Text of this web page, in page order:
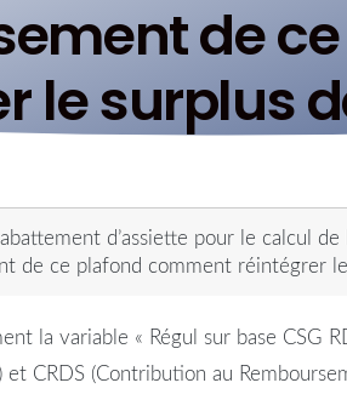
de
le surplus
d’assiette pour le calcul
de ce plafond comment réintégrer
la variable « Régul sur base CSG
CRDS (Contribution au